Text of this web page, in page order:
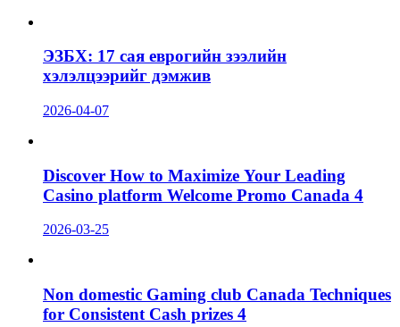
ЭЗБХ: 17 сая еврогийн зээлийн
хэлэлцээрийг дэмжив
2026-04-07
Discover How to Maximize Your Leading
Casino platform Welcome Promo Canada 4
2026-03-25
Non domestic Gaming club Canada Techniques
for Consistent Cash prizes 4